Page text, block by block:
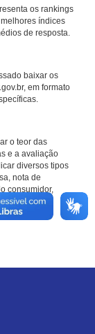
os rankings
índices
de resposta.
baixar os
em formato
o teor das
e a avaliação
diversos tipos
nota de
consumidor,